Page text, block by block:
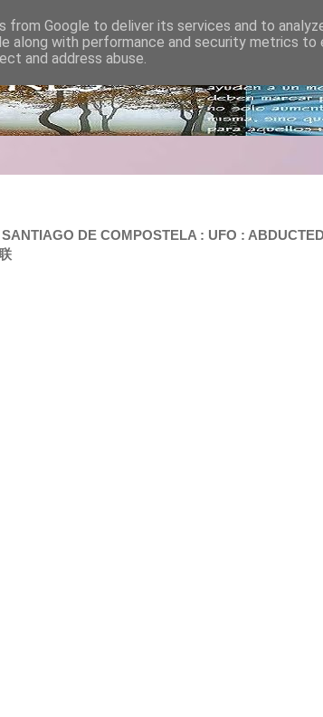
DE COMPOSTELA : UFO :
from Google to deliver its services and to
along with performance and security metrics
and address abuse.